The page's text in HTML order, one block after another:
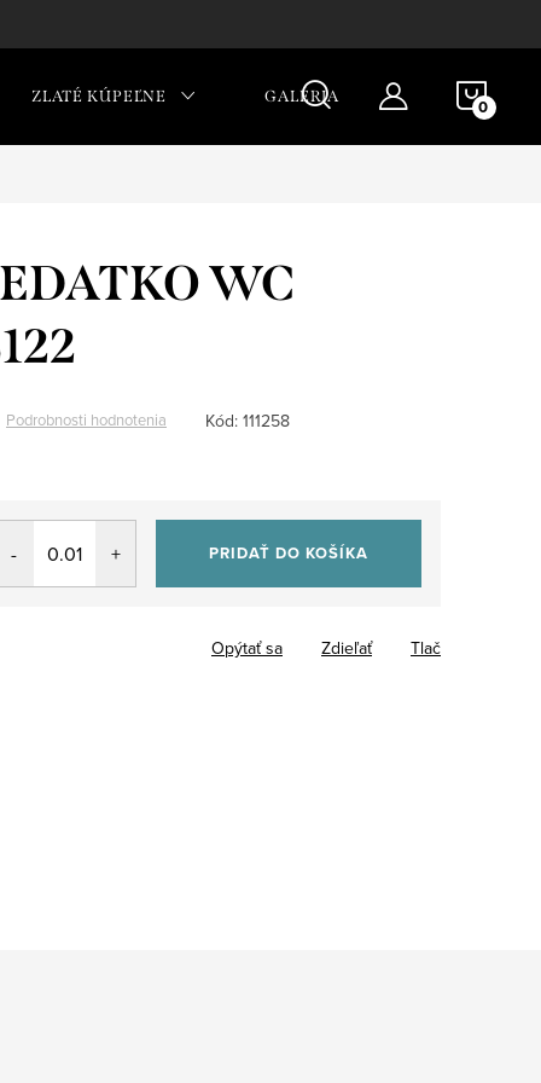
ZLATÉ KÚPEĽNE GALÉRIA
WC
Podrobnosti hodnotenia Kód: 111258
PRIDAŤ DO KOŠÍKA
Tlač
Opýtať sa Zdieľať